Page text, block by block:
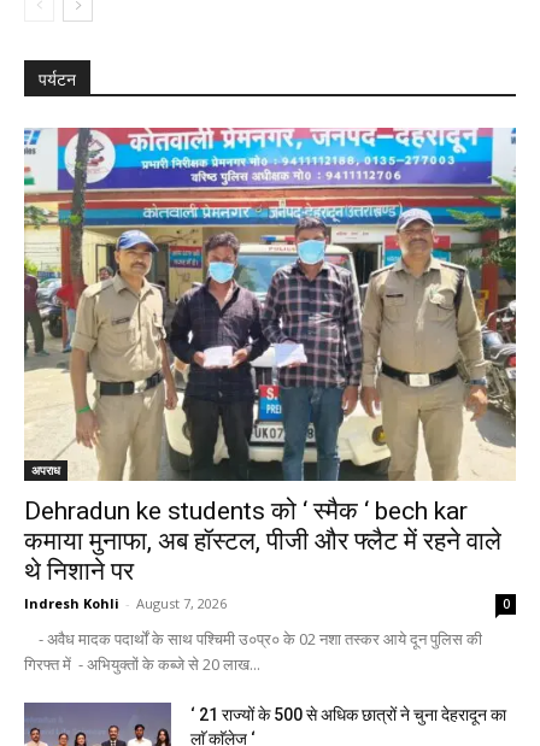
पर्यटन
अपराध
Dehradun ke students को ‘ स्मैक ‘ bech kar
कमाया मुनाफा, अब हॉस्टल, पीजी और फ्लैट में रहने वाले
थे निशाने पर
Indresh Kohli - August 7, 2026 0
- अवैध मादक पदार्थों के साथ पश्चिमी उ०प्र० के 02 नशा तस्कर आये दून पुलिस की
गिरफ्त में - अभियुक्तों के कब्जे से 20 लाख...
‘ 21 राज्यों के 500 से अधिक छात्रों ने चुना देहरादून का
लाॅ काॅलेज ‘